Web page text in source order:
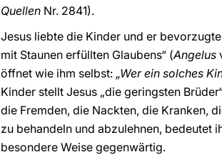
Quellen Nr. 2841).
Jesus liebte die Kinder und er
mit Staunen erfüllten Glaubens“ (Angelus
öffnet wie ihm selbst: „Wer ein solches
Kinder stellt Jesus „die geringsten
die Fremden, die Nackten, die Kranken,
zu behandeln und abzulehnen, bedeutet
besondere Weise gegenwärtig.